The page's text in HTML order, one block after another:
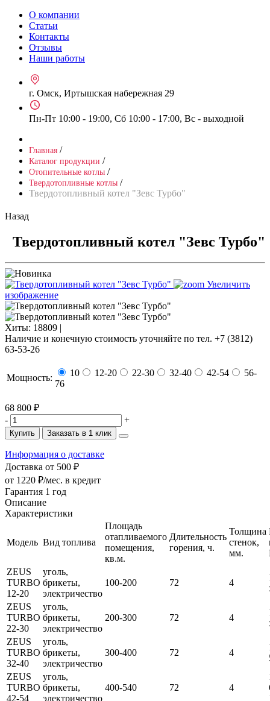
О компании
Статьи
Контакты
Отзывы
Наши работы
г. Омск, Иртышская набережная 29
Пн-Пт 10:00 - 19:00, Сб 10:00 - 17:00, Вс - выходной
Главная /
Каталог продукции /
Отопительные котлы /
Твердотопливные котлы /
Твердотопливный котел "Зевс Турбо"
Назад
Твердотопливный котел "Зевс Турбо"
Увеличить
изображение
Хиты: 18809 |
Наличие и конечную стоимость уточняйте по тел. +7 (3812)
63-53-26
Мощность: 10 12-20 22-30 32-40 42-54
56-
76
68 800 ₽
-
+
Купить Заказать в 1 клик
Информация о доставке
Доставка от 500 ₽
от 1220 ₽/мес. в кредит
Гарантия 1 год
Описание
Характеристики
Модель Вид топлива
Площадь
отапливаемого
помещения,
кв.м.
Длительность
горения, ч.
Толщина
стенок,
мм.
ZEUS
TURBO
12-20
уголь,
брикеты,
электричество
100-200 72 4
ZEUS
TURBO
22-30
уголь,
брикеты,
электричество
200-300 72 4
ZEUS
TURBO
32-40
уголь,
брикеты,
электричество
300-400 72 4
ZEUS
TURBO
42-54
уголь,
брикеты,
электричество
400-540 72 4